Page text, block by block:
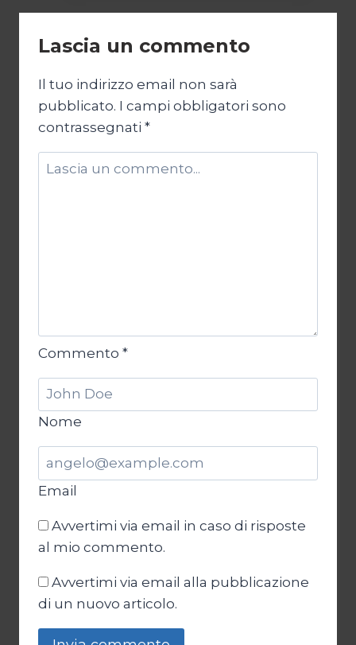
NATO
Argentina
Lascia un commento
Il tuo indirizzo email non sarà
pubblicato. I campi obbligatori sono
contrassegnati *
Commento *
Nome
Email
Avvertimi via email in caso di risposte
al mio commento.
Avvertimi via email alla pubblicazione
di un nuovo articolo.